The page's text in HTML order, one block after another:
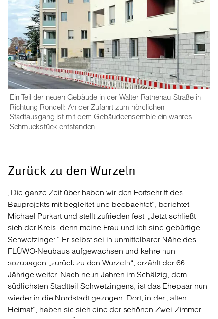
Ein Teil der neuen Gebäude in der Walter-Rathenau-Straße in
Richtung Rondell: An der Zufahrt zum nördlichen
Stadtausgang ist mit dem Gebäudeensemble ein wahres
Schmuckstück entstanden.
Zurück zu den Wurzeln
„Die ganze Zeit über haben wir den Fortschritt des
Bauprojekts mit begleitet und beobachtet“, berichtet
Michael Purkart und stellt zufrieden fest: „Jetzt schließt
sich der Kreis, denn meine Frau und ich sind gebürtige
Schwetzinger.“ Er selbst sei in unmittelbarer Nähe des
FLÜWO-Neubaus aufgewachsen und kehre nun
sozusagen „zurück zu den Wurzeln“, erzählt der 66-
Jährige weiter. Nach neun Jahren im Schälzig, dem
südlichsten Stadtteil Schwetzingens, ist das Ehepaar nun
wieder in die Nordstadt gezogen. Dort, in der „alten
Heimat“, haben sie sich eine der schönen Zwei-Zimmer-